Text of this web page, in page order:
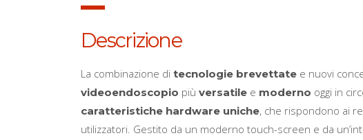
Descrizione
La combinazione di tecnologie brevettate e nuovi
videoendoscopio più versatile e moderno oggi in
caratteristiche hardware uniche, che rispondono ai
utilizzatori. Gestito da un moderno touch-screen e da